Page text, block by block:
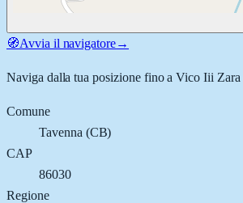
🧭Avvia il navigatore→
Naviga dalla tua posizione fino aVico Iii Zara
Comune
Tavenna (CB)
CAP
86030
Regione